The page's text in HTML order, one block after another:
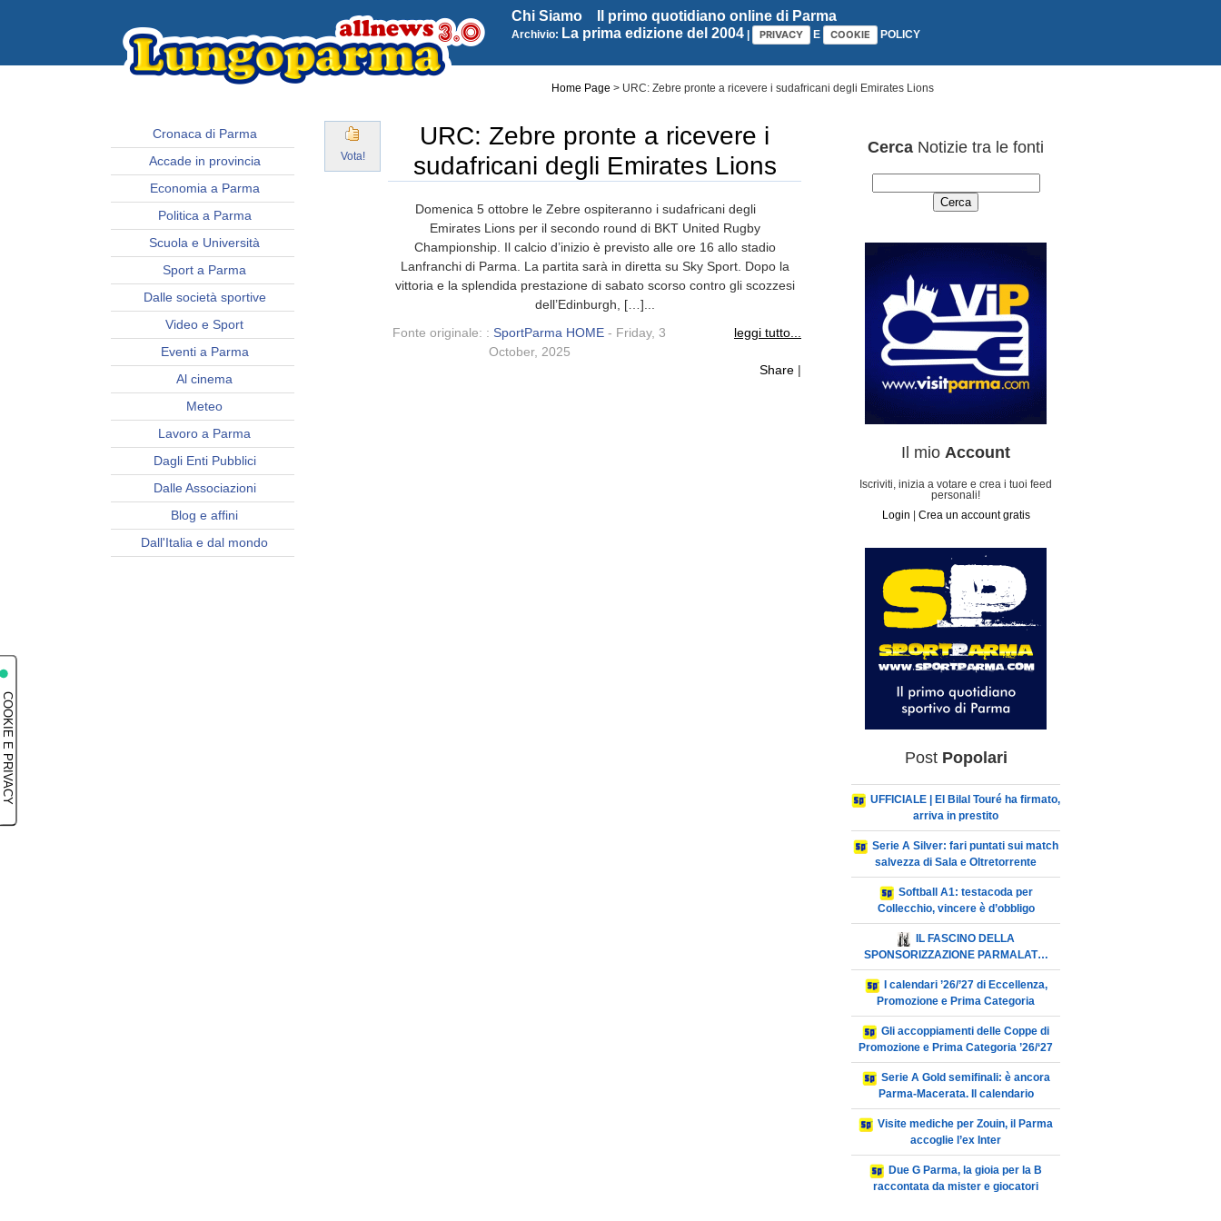
Chi Siamo Il primo quotidiano online di Parma
Archivio: La prima edizione del 2004 | PRIVACY E COOKIE POLICY
Home Page > URC: Zebre pronte a ricevere i sudafricani degli Emirates Lions
Cronaca di Parma
Accade in provincia
Economia a Parma
Politica a Parma
Scuola e Università
Sport a Parma
Dalle società sportive
Video e Sport
Eventi a Parma
Al cinema
Meteo
Lavoro a Parma
Dagli Enti Pubblici
Dalle Associazioni
Blog e affini
Dall'Italia e dal mondo
Vota!
URC: Zebre pronte a ricevere i
sudafricani degli Emirates Lions
Domenica 5 ottobre le Zebre ospiteranno i sudafricani degli
Emirates Lions per il secondo round di BKT United Rugby
Championship. Il calcio d’inizio è previsto alle ore 16 allo stadio
Lanfranchi di Parma. La partita sarà in diretta su Sky Sport. Dopo la
vittoria e la splendida prestazione di sabato scorso contro gli scozzesi
dell’Edinburgh, […]...
leggi tutto...
Share |
Fonte originale: : SportParma HOME - Friday, 3
October, 2025
Cerca Notizie tra le fonti
Il mio Account
Iscriviti, inizia a votare e crea i tuoi feed
personali!
Login
Crea un account gratis
Post Popolari
UFFICIALE | El Bilal Touré ha firmato,
arriva in prestito
Serie A Silver: fari puntati sui match
salvezza di Sala e Oltretorrente
Softball A1: testacoda per
Collecchio, vincere è d’obbligo
IL FASCINO DELLA
SPONSORIZZAZIONE PARMALAT…
I calendari ’26/’27 di Eccellenza,
Promozione e Prima Categoria
Gli accoppiamenti delle Coppe di
Promozione e Prima Categoria ’26/‘27
Serie A Gold semifinali: è ancora
Parma-Macerata. Il calendario
Visite mediche per Zouin, il Parma
accoglie l’ex Inter
Due G Parma, la gioia per la B
raccontata da mister e giocatori